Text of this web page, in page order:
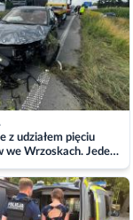
z udziałem pięciu
we Wrzoskach. Jeden
zabrany w